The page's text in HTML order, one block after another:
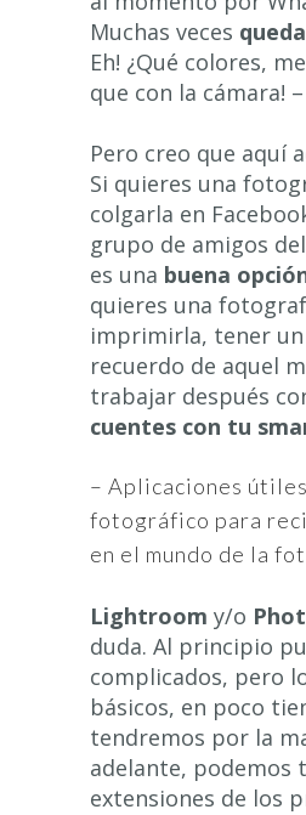
Muchas veces
Eh! ¿Qué colores,
que con la cámara! –
Pero creo que aquí
Si quieres una
colgarla en
grupo de amigos
es una buena
quieres una
imprimirla, tener
recuerdo de aquel
trabajar después
cuentes con tu
– Aplicaciones
fotográfico para
en el mundo de la
Lightroom y/o
duda. Al principio
complicados, pero
básicos, en poco
tendremos por la
adelante, podemos
extensiones de los